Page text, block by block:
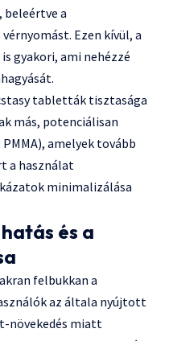
beleértve a
Ezen kívül, a
gyakori, ami nehézzé
tabletták tisztasága
más, potenciálisan
amelyek tovább
a használat
minimalizálása
és a
felbukkan a
az általa nyújtott
növekedés miatt